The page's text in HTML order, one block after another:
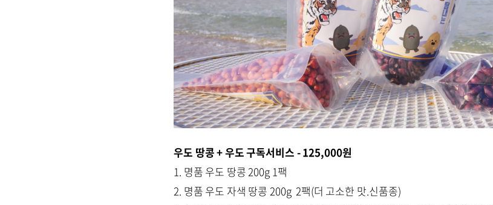
우도 땅콩 + 우도 구독서비스 - 125,000원
1. 명품 우도 땅콩 200g 1팩
2. 명품 우도 자색 땅콩 200g 2팩(더 고소한 맛.신품종)